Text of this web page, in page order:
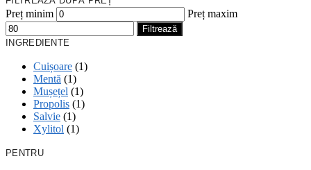
Preț minim Preț maxim
Filtrează
INGREDIENTE
Cuișoare (1)
Mentă (1)
Mușețel (1)
Propolis (1)
Salvie (1)
Xylitol (1)
PENTRU